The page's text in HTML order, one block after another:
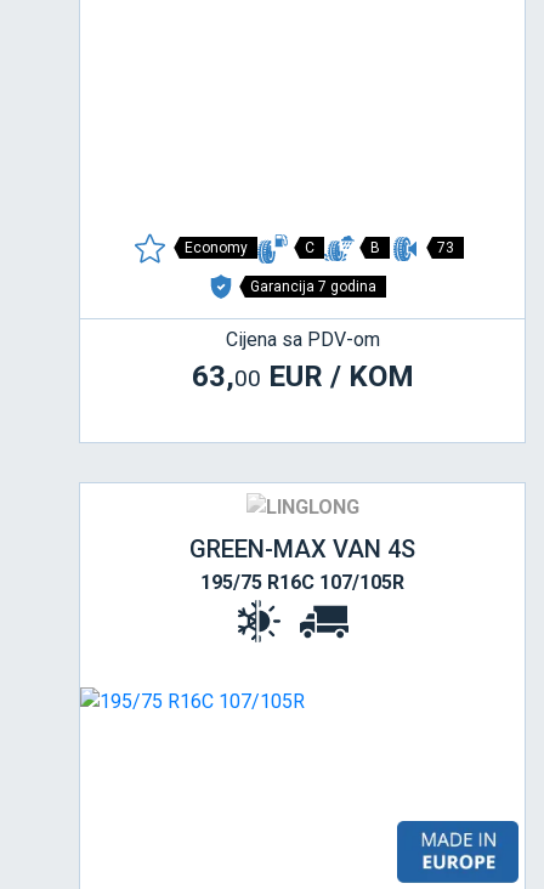
Economy C B 73
Garancija 7 godina
Cijena sa PDV-om
63,00 EUR / KOM
GREEN-MAX VAN 4S
195/75 R16C 107/105R